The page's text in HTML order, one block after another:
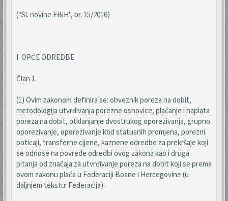
("Sl. novine FBiH", br. 15/2016)
I. OPĆE ODREDBE
Član 1
(1) Ovim zakonom definira se: obveznik poreza na dobit,
metodologija utvrđivanja porezne osnovice, plaćanje i naplata
poreza na dobit, otklanjanje dvostrukog oporezivanja, grupno
oporezivanje, oporezivanje kod statusnih promjena, porezni
poticaji, transferne cijene, kaznene odredbe za prekršaje koji
se odnose na povrede odredbi ovog zakona kao i druga
pitanja od značaja za utvrđivanje poreza na dobit koji se prema
ovom zakonu plaća u Federaciji Bosne i Hercegovine (u
daljnjem tekstu: Federacija).